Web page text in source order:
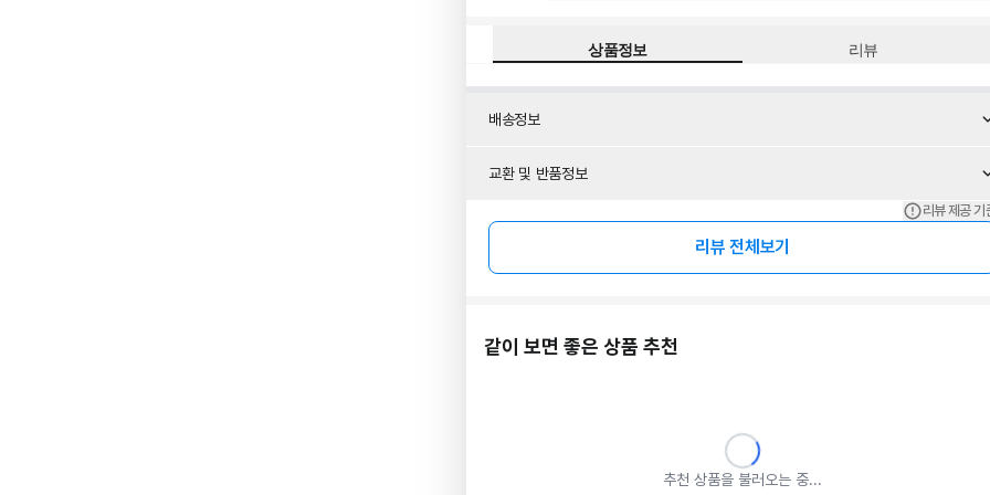
상품정보 리뷰
배송정보
교환 및 반품정보
리뷰 제공 기
리뷰 전체보기
같이 보면 좋은 상품 추천
추천 상품을 불러오는 중...